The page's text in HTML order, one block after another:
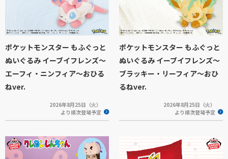
ポケットモンスター もふぐっと
ぬいぐるみ イーブイフレンズ～
エーフィ・ニンフィア～おひる
ねver.
2026年8月25日（火）
より順次登場予定
ポケットモンスター もふぐっと
ぬいぐるみ イーブイフレンズ～
ブラッキー・リーフィア～おひ
るねver.
2026年8月25日（火）
より順次登場予定